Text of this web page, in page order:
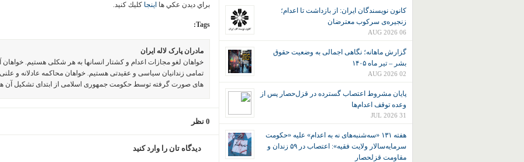
براي ديدن عكي ها اينجا كليك كنيد.
Tags:
مادران پارک لاله ایران
خواهان لغو مجازات اعدام و کشتار انسانها به هر شکلی هستیم.
تمامی زندانیان سیاسی و عقیدتی هستیم. خواهان محاکمه عادلانه و
های صورت گرفته توسط حکومت جمهوری اسلامی از ابتدای تشکیل آن
0 نظر
دیدگاه تان را وارد کنید
کانون نويسندگان ايران: از بازداشت تا اعدام؛
زنجیره‌ی سرکوب معترضان
06 AUG 2026
گزارش ماهانه؛ نگاهی اجمالی به وضعیت حقوق
بشر – تیر ماه ۱۴۰۵
02 AUG 2026
پایان مشروط اعتصاب گسترده در قزل‌حصار پس از
وعده توقف اعدام‌ها
31 JUL 2026
هفته ۱۳۱ «سه‌شنبه‌های نه به اعدام» علیه «حکومت
سرمایه‌سالار ولایت فقیه»: اعتصاب در ۵۹ زندان و
مقاومت قزلحصار